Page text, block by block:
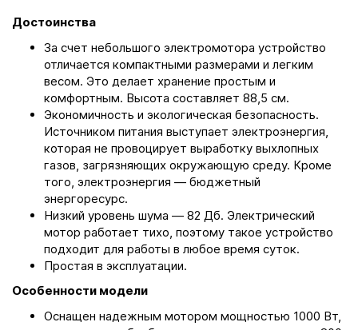
Достоинства
За счет небольшого электромотора устройство
отличается компактными размерами и легким
весом. Это делает хранение простым и
комфортным. Высота составляет 88,5 см.
Экономичность и экологическая безопасность.
Источником питания выступает электроэнергия,
которая не провоцирует выработку выхлопных
газов, загрязняющих окружающую среду. Кроме
того, электроэнергия ― бюджетный
энергоресурс.
Низкий уровень шума ― 82 Дб. Электрический
мотор работает тихо, поэтому такое устройство
подходит для работы в любое время суток.
Простая в эксплуатации.
Особенности модели
Оснащен надежным мотором мощностью 1000 Вт,